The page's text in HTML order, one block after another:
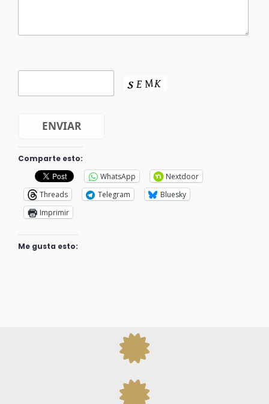
Comparte esto:
WhatsApp
Nextdoor
Threads
Telegram
Bluesky
Imprimir
Me gusta esto: